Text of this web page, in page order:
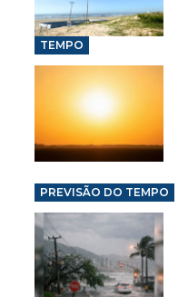
TEMPO
PREVISÃO DO TEMPO